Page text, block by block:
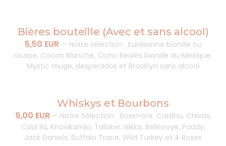
Bières bouteille (Avec et sans alcool)
5,50 EUR — Notre sélection : Eurélienne blonde ou
rousse, Cocon Blanche, Ocho Reales blonde du Mexique,
Mystic rouge, desperados et Brooklyn sans alcool
Whiskys et Bourbons
9,00 EUR — Notre Sélection : Bowmore, Cardhu, Chivas,
Caol Ila, Knowkando, Talisker, Nikka, Bellevoye, Paddy,
Jack Daniels, Buffalo Trace, Wild Turkey et 4 Roses